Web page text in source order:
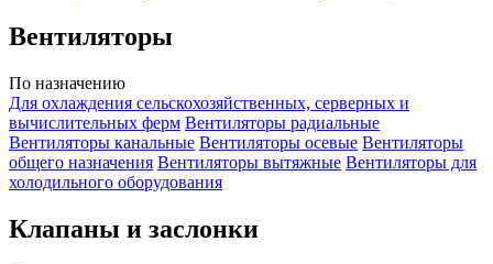
Вентиляторы
По назначению
Для охлаждения сельскохозяйственных, серверных и
вычислительных ферм Вентиляторы радиальные
Вентиляторы канальные Вентиляторы осевые Вентиляторы
общего назначения Вентиляторы вытяжные Вентиляторы для
холодильного оборудования
Клапаны и заслонки